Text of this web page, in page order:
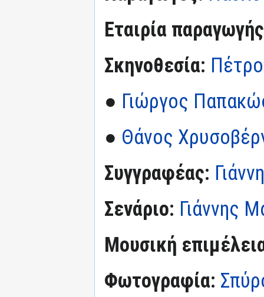
Εταιρία
Σκηνοθεσία:
● Γιώργος
● Θάνος
Συγγραφέας:
Σενάριο: Γιάννης
Μουσική
Φωτογραφία: